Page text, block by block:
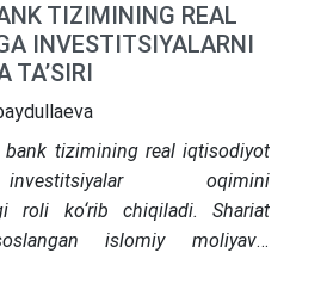
TIZIMINING REAL
INVESTITSIYALARNI
TA’SIRI
bank tizimining real iqtisodiyot
oqimini
roli ko‘rib chiqiladi. Shariat
islomiy moliyaviy